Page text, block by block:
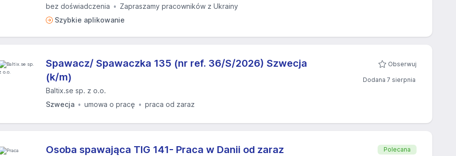
bez doświadczenia
Zapraszamy pracowników z Ukrainy
Szybkie aplikowanie
Spawacz/ Spawaczka 135 (nr ref. 36/S/2026) Szwecja
(k/m)
Baltix.se sp. z o.o.
Szwecja
umowa o pracę praca od zaraz
Obserwuj
Dodana 7 sierpnia
Osoba spawająca TIG 141- Praca w Danii od zaraz Polecana